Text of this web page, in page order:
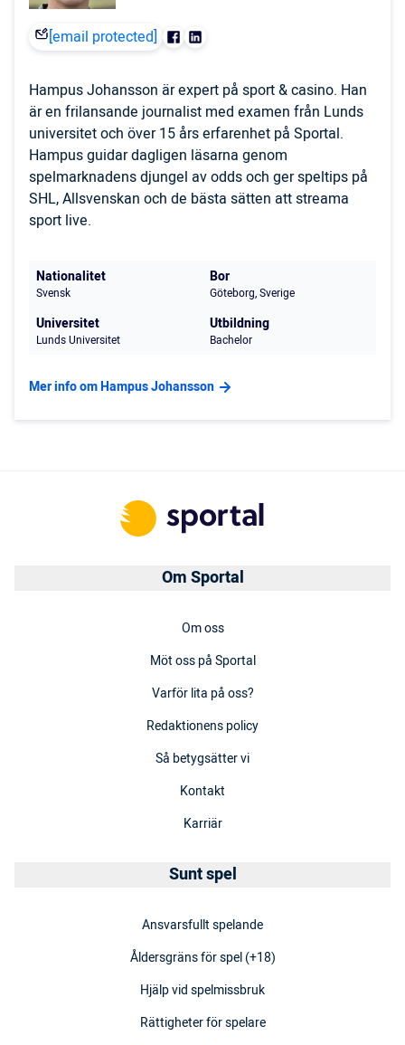
[email protected]
Hampus Johansson är expert på sport & casino. Han
är en frilansande journalist med examen från Lunds
universitet och över 15 års erfarenhet på Sportal.
Hampus guidar dagligen läsarna genom
spelmarknadens djungel av odds och ger speltips på
SHL, Allsvenskan och de bästa sätten att streama
sport live.
Nationalitet
Svensk
Bor
Göteborg, Sverige
Universitet
Lunds Universitet
Utbildning
Bachelor
Mer info om Hampus Johansson
Om Sportal
Om oss
Möt oss på Sportal
Varför lita på oss?
Redaktionens policy
Så betygsätter vi
Kontakt
Karriär
Sunt spel
Ansvarsfullt spelande
Åldersgräns för spel (+18)
Hjälp vid spelmissbruk
Rättigheter för spelare